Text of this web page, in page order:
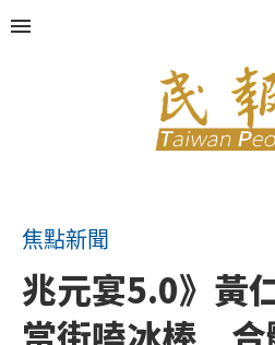
焦點新聞
兆元宴5.0》黃